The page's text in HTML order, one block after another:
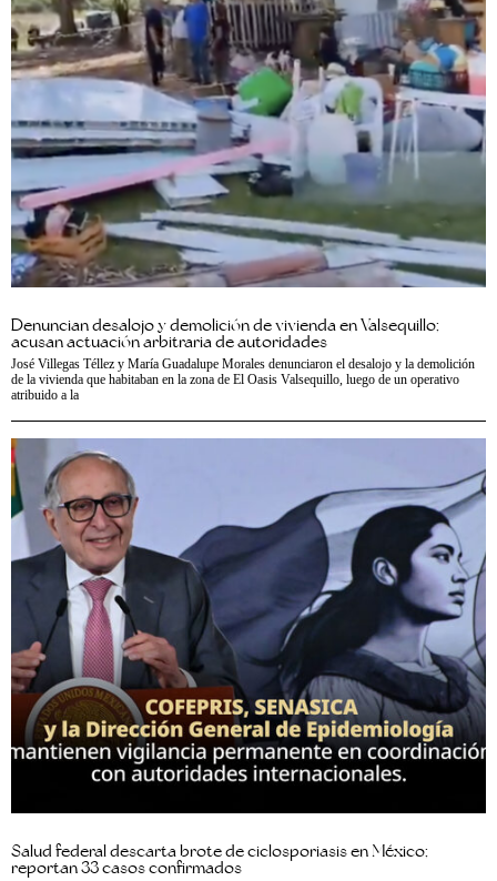
Denuncian desalojo y demolición de vivienda en Valsequillo;
acusan actuación arbitraria de autoridades
José Villegas Téllez y María Guadalupe Morales denunciaron el desalojo y la demolición
de la vivienda que habitaban en la zona de El Oasis Valsequillo, luego de un operativo
atribuido a la
Salud federal descarta brote de ciclosporiasis en México;
reportan 33 casos confirmados